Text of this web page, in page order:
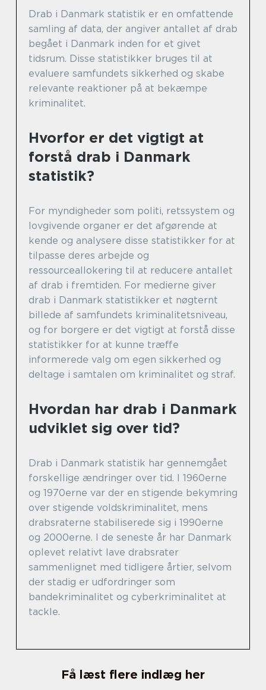
Drab i Danmark statistik er en omfattende
samling af data, der angiver antallet af drab
begået i Danmark inden for et givet
tidsrum. Disse statistikker bruges til at
evaluere samfundets sikkerhed og skabe
relevante reaktioner på at bekæmpe
kriminalitet.
Hvorfor er det vigtigt at
forstå drab i Danmark
statistik?
For myndigheder som politi, retssystem og
lovgivende organer er det afgørende at
kende og analysere disse statistikker for at
tilpasse deres arbejde og
ressourceallokering til at reducere antallet
af drab i fremtiden. For medierne giver
drab i Danmark statistikker et nøgternt
billede af samfundets kriminalitetsniveau,
og for borgere er det vigtigt at forstå disse
statistikker for at kunne træffe
informerede valg om egen sikkerhed og
deltage i samtalen om kriminalitet og straf.
Hvordan har drab i Danmark
udviklet sig over tid?
Drab i Danmark statistik har gennemgået
forskellige ændringer over tid. I 1960erne
og 1970erne var der en stigende bekymring
over stigende voldskriminalitet, mens
drabsraterne stabiliserede sig i 1990erne
og 2000erne. I de seneste år har Danmark
oplevet relativt lave drabsrater
sammenlignet med tidligere årtier, selvom
der stadig er udfordringer som
bandekriminalitet og cyberkriminalitet at
tackle.
Få læst flere indlæg her